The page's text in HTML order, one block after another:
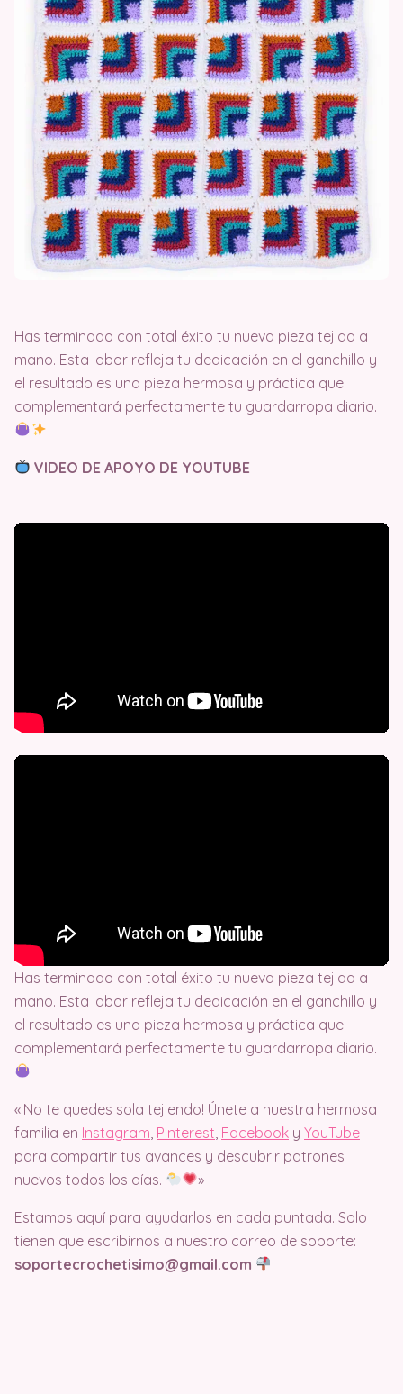
Has terminado con total éxito tu nueva pieza tejida a
mano. Esta labor refleja tu dedicación en el ganchillo y
el resultado es una pieza hermosa y práctica que
complementará perfectamente tu guardarropa diario.
VIDEO DE APOYO DE YOUTUBE
Has terminado con total éxito tu nueva pieza tejida a
mano. Esta labor refleja tu dedicación en el ganchillo y
el resultado es una pieza hermosa y práctica que
complementará perfectamente tu guardarropa diario.
«¡No te quedes sola tejiendo! Únete a nuestra hermosa
familia en Instagram Pinterest Facebook y YouTube
para compartir tus avances y descubrir patrones
nuevos todos los días.
»
Estamos aquí para ayudarlos en cada puntada. Solo
tienen que escribirnos a nuestro correo de soporte:
soportecrochetisimo@gmail.com